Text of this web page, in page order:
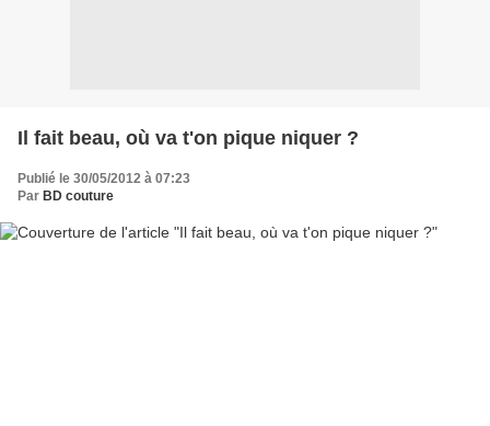
Il fait beau, où va t'on pique niquer ?
Publié le 30/05/2012 à 07:23
Par BD couture